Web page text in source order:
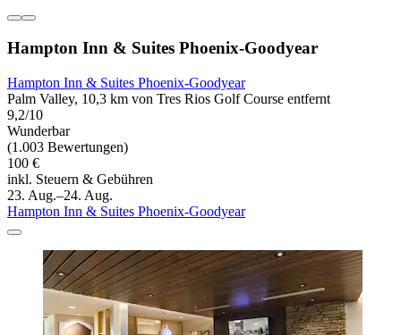
Hampton Inn & Suites Phoenix-Goodyear
Hampton Inn & Suites Phoenix-Goodyear
Palm Valley, 10,3 km von Tres Rios Golf Course entfernt
9,2/10
Wunderbar
(1.003 Bewertungen)
100 €
inkl. Steuern & Gebühren
23. Aug.–24. Aug.
Hampton Inn & Suites Phoenix-Goodyear